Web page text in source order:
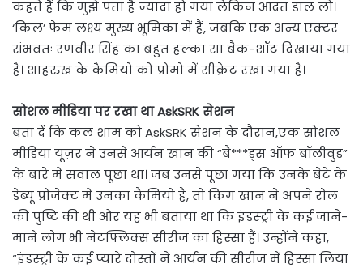
कहते हैं कि मुझे पता है ज्यादा हो गया लेकिन आदत डाल लो।
‘किल’ फेम लक्ष्य मुख्य भूमिका में हैं, जबकि एक अन्य एक्टर
संभवतः रणवीर सिंह का बहुत हल्का सा बैक-शॉट दिखाया गया
है। शाहरुख के कैमियो को प्रोमो में सीक्रेट रखा गया है।
सोशल मीडिया पर रखा था AskSRK सेशन
बता दें कि कल शाम को AskSRK सेशन के दौरान,एक सोशल
मीडिया यूज़र ने उनसे आर्यन खान की “बै***ड्स ऑफ बॉलीवुड”
के बारे में सवाल पूछा था। जब उनसे पूछा गया कि उनके बेटे के
डेब्यू प्रोजेक्ट में उनका कैमियो है, तो किंग खान ने अपने रोल
की पुष्टि की थी और यह भी बताया था कि इंडस्ट्री के कई जाने-
माने लोग भी नेटफ्लिक्स सीरीज का हिस्सा हैं। उन्होंने कहा,
“इंडस्ट्री के कई प्यारे दोस्तों ने आर्यन की सीरीज में हिस्सा लिया